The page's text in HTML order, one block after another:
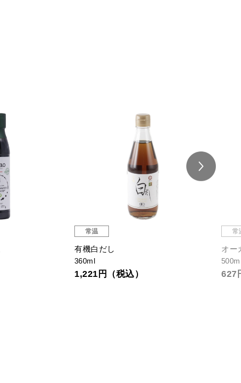
常温
有機白だし
360ml
1,221円（税込）
常
オー
627